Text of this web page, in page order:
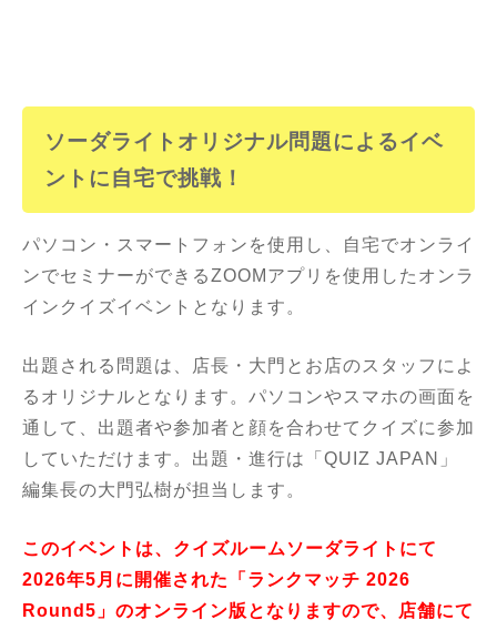
ソーダライトオリジナル問題によるイベ
ントに自宅で挑戦！
パソコン・スマートフォンを使用し、自宅でオンライ
ンでセミナーができるZOOMアプリを使用したオンラ
インクイズイベントとなります。
出題される問題は、店長・大門とお店のスタッフによ
るオリジナルとなります。パソコンやスマホの画面を
通して、出題者や参加者と顔を合わせてクイズに参加
していただけます。出題・進行は「QUIZ JAPAN」
編集長の大門弘樹が担当します。
このイベントは、クイズルームソーダライトにて
2026年5月に開催された「ランクマッチ 2026
Round5」のオンライン版となりますので、店舗にて